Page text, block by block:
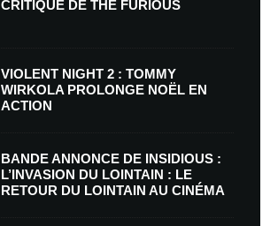
CRITIQUE DE THE FURIOUS
VIOLENT NIGHT 2 : TOMMY
WIRKOLA PROLONGE NOËL EN
ACTION
BANDE ANNONCE DE INSIDIOUS :
L’INVASION DU LOINTAIN : LE
RETOUR DU LOINTAIN AU CINÉMA